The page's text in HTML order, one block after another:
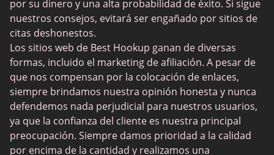
por su dinero y una alta probabilidad de éxito. Si sigue
nuestros consejos, evitará ser engañado por sitios de
citas deshonestos.
Los sitios web de Best Hookup ganan de diversas
formas, incluido el marketing de afiliación. A pesar de
que nos compensan por la colocación de enlaces,
siempre brindamos nuestra opinión honesta y nunca
defendemos nada perjudicial para nuestros usuarios,
ya que la confianza del cliente es nuestra principal
preocupación. Siempre damos prioridad a la calidad
por encima de la cantidad y realizamos una